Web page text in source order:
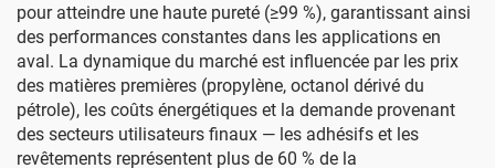
pour atteindre une haute pureté (≥99 %), garantissant ainsi
des performances constantes dans les applications en
aval. La dynamique du marché est influencée par les prix
des matières premières (propylène, octanol dérivé du
pétrole), les coûts énergétiques et la demande provenant
des secteurs utilisateurs finaux — les adhésifs et les
revêtements représentent plus de 60 % de la